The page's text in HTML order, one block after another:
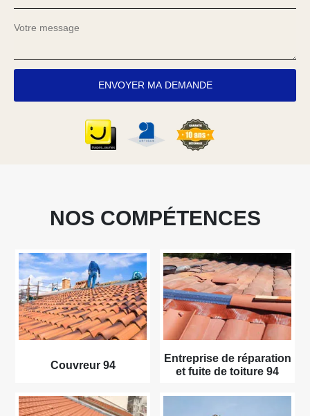
NOS COMPÉTENCES
Couvreur 94
Entreprise de réparation
et fuite de toiture 94